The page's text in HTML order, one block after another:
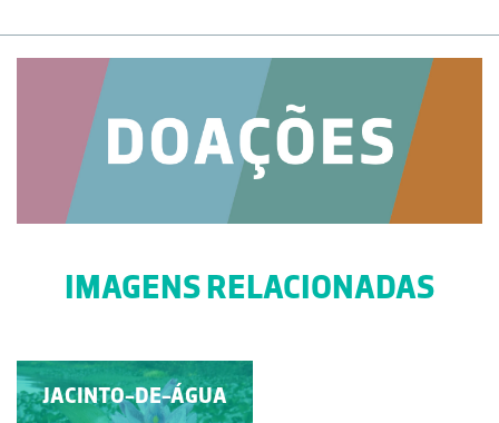
IMAGENS RELACIONADAS
AMOR-PERFEITO
JACINTO-DE-ÁGUA